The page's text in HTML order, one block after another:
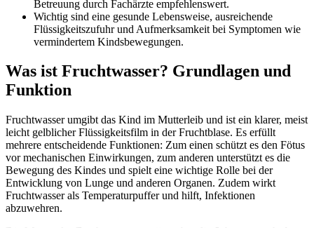
Betreuung durch Fachärzte empfehlenswert.
Wichtig sind eine gesunde Lebensweise, ausreichende
Flüssigkeitszufuhr und Aufmerksamkeit bei Symptomen wie
vermindertem Kindsbewegungen.
Was ist Fruchtwasser? Grundlagen und
Funktion
Fruchtwasser umgibt das Kind im Mutterleib und ist ein klarer, meist
leicht gelblicher Flüssigkeitsfilm in der Fruchtblase. Es erfüllt
mehrere entscheidende Funktionen: Zum einen schützt es den Fötus
vor mechanischen Einwirkungen, zum anderen unterstützt es die
Bewegung des Kindes und spielt eine wichtige Rolle bei der
Entwicklung von Lunge und anderen Organen. Zudem wirkt
Fruchtwasser als Temperaturpuffer und hilft, Infektionen
abzuwehren.